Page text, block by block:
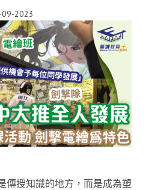
2023
傳授知識的地方，而是成為塑